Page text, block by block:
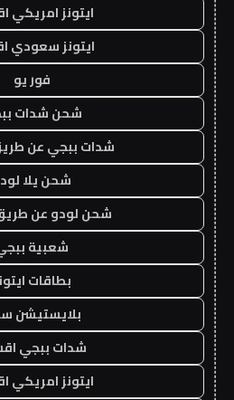
ايتونز امريكي
ايتونز سعودي
فور يو
شحن شدات
شدات ببجي عن
شحن يلا
شحن لودو عن
شعبية
بطاقات
بلايستيشن
شدات ببجي
ايتونز امريكي